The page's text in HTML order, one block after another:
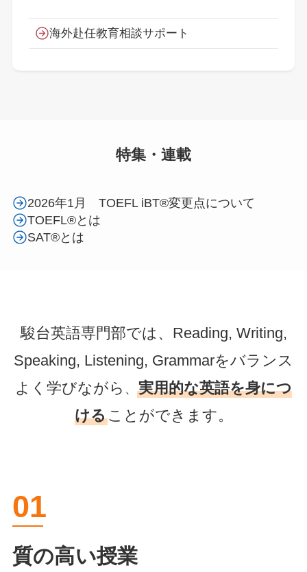
海外赴任教育相談サポート
特集・連載
2026年1月 TOEFL iBT®変更点について
TOEFL®とは
SAT®とは
駿台英語専門部では、Reading, Writing,
Speaking, Listening, Grammarをバランス
よく学びながら 、 実用的な英語を身につ
けることができます。
01
質の高い授業